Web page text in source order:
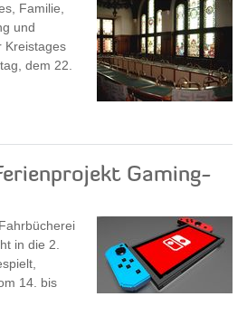
Familie,
und
Kreistages
dem 22.
Gaming-
in die 2.
14. bis